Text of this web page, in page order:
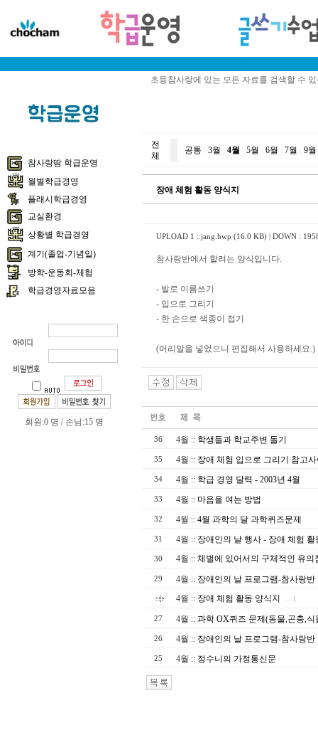
초등참사랑에 있는 모든 자료를 검색할 수
참사랑땀 학급운영
월별학급경영
플래시학급경영
교실환경
상황별 학급경영
계기(졸업-기념일)
방학-운동회-체험
학급경영자료모음
회원:0 명 / 손님:15 명
전
체
공통 3월 4월 5월 6월 7월 9월
장애 체험 활동 양식지
UPLOAD 1 ::jang.hwp (16.0 KB) | DOWN :
참사랑반에서 할려는 양식입니다.
- 발로 이름쓰기
- 입으로 그리기
- 한 손으로 색종이 접기
(머리말을 넣었으니 편집해서 사용하세요.)
36 4월 :: 학생들과 학교주변 돌기
35 4월 :: 장애 체험 입으로 그리기 참고
34 4월 :: 학급 경영 달력 - 2003년 4월
33 4월 :: 마음을 여는 방법
32 4월 :: 4월 과학의 달 과학퀴즈문제
31 4월 :: 장애인의 날 행사 - 장애 체험 활
30 4월 :: 체벌에 있어서의 구체적인 유의
29 4월 :: 장애인의 날 프로그램-참사랑반
4월 :: 장애 체험 활동 양식지 …1
27 4월 :: 과학 OX퀴즈 문제(동물,곤충,식
26 4월 :: 장애인의 날 프로그램-참사랑반
25 4월 :: 정수니의 가정통신문